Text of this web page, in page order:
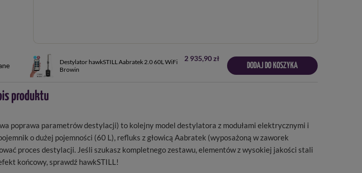
Destylator hawkSTILL Aabratek 2.0 60L WiFi
Browin
2 935,90 zł
DODAJ DO KOSZYKA
produktu
poprawa parametrów destylacji) to kolejny model destylatora z modułami elektrycznymi i
o dużej pojemności (60 L), refluks z głowicą Aabratek (wyposażoną w zaworek
proces destylacji. Jeśli szukasz kompletnego zestawu, elementów z wysokiej jakości stali
końcowy, sprawdź hawkSTILL!